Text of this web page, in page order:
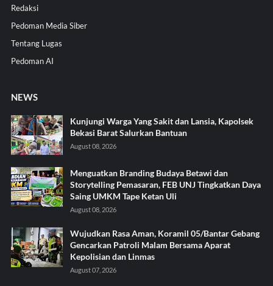
Redaksi
Pedoman Media Siber
Tentang Lugas
Pedoman AI
NEWS
Kunjungi Warga Yang Sakit dan Lansia, Kapolsek
Bekasi Barat Salurkan Bantuan
August 08, 2026
Menguatkan Branding Budaya Betawi dan
Storytelling Pemasaran, FEB UNJ Tingkatkan Daya
Saing UMKM Tape Ketan Uli
August 08, 2026
Wujudkan Rasa Aman, Koramil 05/Bantar Gebang
Gencarkan Patroli Malam Bersama Aparat
Kepolisian dan Linmas
August 07, 2026